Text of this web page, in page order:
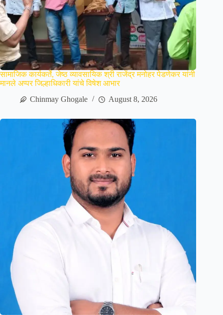
सामाजिक कार्यकर्ते, जेष्ठ व्यावसायिक श्री राजेंद्र मनोहर पेडणेकर यांनी
मानले अप्पर जिल्हाधिकारी यांचे विषेश आभार
Chinmay Ghogale
August 8, 2026